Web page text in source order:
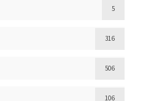
5
316
506
106